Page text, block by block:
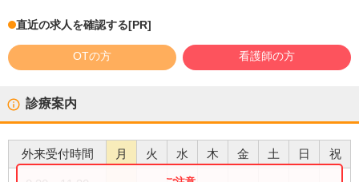
直近の求人を確認する[PR]
OTの方 看護師の方
診療案内
外来受付時間 月 火 水 木 金 土 日 祝